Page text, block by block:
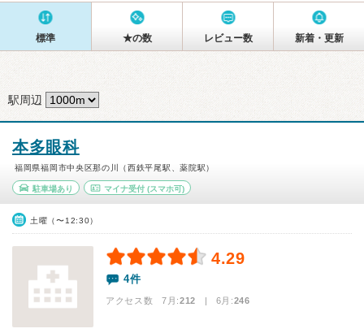
標準 ★の数 レビュー数 新着・更新
駅周辺
本多眼科
福岡県福岡市中央区那の川（西鉄平尾駅、薬院駅）
駐車場あり マイナ受付(スマホ可)
土曜（〜12:30）
4.29
4件
アクセス数 7月:212 | 6月:246